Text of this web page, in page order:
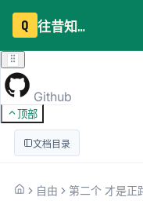
Q 往昔知识库
Github
顶部
文档目录
自由 第二个 才是正